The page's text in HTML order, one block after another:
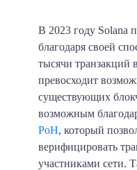
В 2023 году Solana
благодаря своей
тысячи транзакций
превосходит
существующих
возможным
PoH, который
верифицировать
участниками сети.